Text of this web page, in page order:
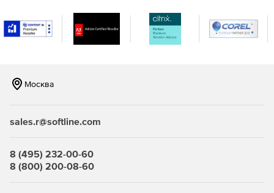
Возможность создавать оповещения в режиме
реального времени, когда в сети встречаются IP-
адреса и URL-адреса, занесенные в черный список в
глобальном масштабе и распознанные по каналам на
Повышение безопасности и обеспечение
Эффективный мониторинг, отчетность и аудит
Москва
sales.r@softline.com
8 (495) 232-00-60
8 (800) 200-08-60